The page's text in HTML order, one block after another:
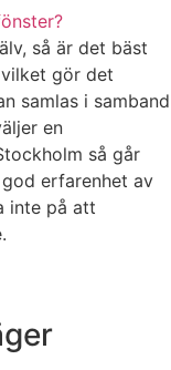
så är det bäst
gör det
samlas i samband
en
så går
erfarenhet av
inte på att